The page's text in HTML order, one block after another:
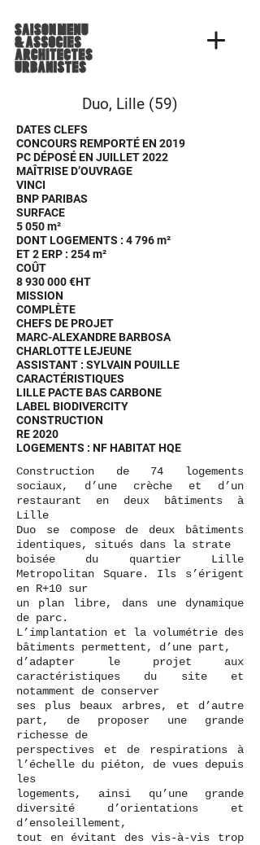
Duo, Lille (59)
DATES CLEFS
CONCOURS REMPORTÉ EN 2019
PC DÉPOSÉ EN JUILLET 2022
MAÎTRISE D’OUVRAGE
VINCI
BNP PARIBAS
SURFACE
5 050 m²
DONT LOGEMENTS : 4 796 m²
ET 2 ERP : 254 m²
COÛT
8 930 000€HT
MISSION
COMPLÈTE
CHEFS DE PROJET
MARC-ALEXANDRE BARBOSA
CHARLOTTE LEJEUNE
ASSISTANT : SYLVAIN POUILLE
CARACTÉRISTIQUES
LILLE PACTE BAS CARBONE
LABEL BIODIVERCITY
CONSTRUCTION
RE 2020
LOGEMENTS : NF HABITAT HQE
Construction de 74 logements
sociaux, d’une crèche et d’un
restaurant en deux bâtiments à
Lille
Duo se compose de deux bâtiments
identiques, situés dans la strate
boisée du quartier Lille
Metropolitan Square. Ils s’érigent
en R+10 sur
un plan libre, dans une dynamique
de parc.
L’implantation et la volumétrie des
bâtiments permettent, d’une part,
d’adapter le projet aux
caractéristiques du site et
notamment de conserver
ses plus beaux arbres, et d’autre
part, de proposer une grande
richesse de
perspectives et de respirations à
l’échelle du piéton, de vues depuis
les
logements, ainsi qu’une grande
diversité d’orientations et
d’ensoleillement,
tout en évitant des vis-à-vis trop